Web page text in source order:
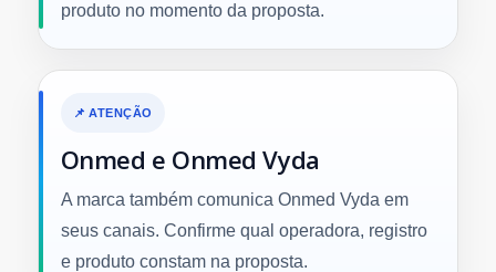
produto no momento da proposta.
📌 ATENÇÃO
Onmed e Onmed Vyda
A marca também comunica Onmed Vyda em
seus canais. Confirme qual operadora, registro
e produto constam na proposta.